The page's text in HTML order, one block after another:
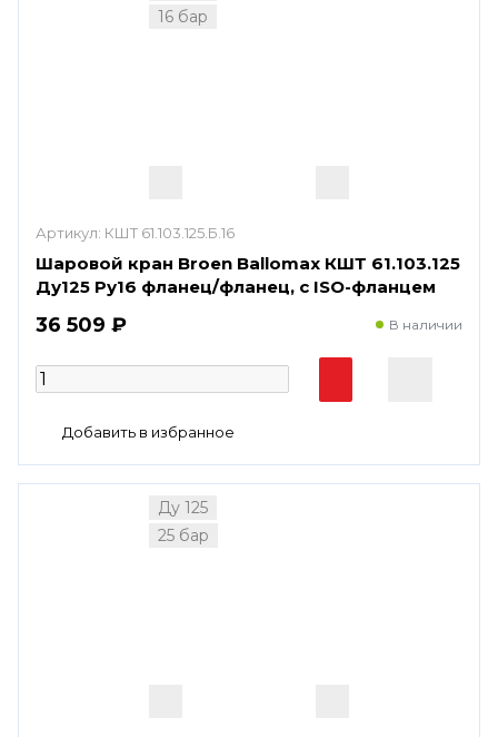
16 бар
Артикул: КШТ 61.103.125.Б.16
Шаровой кран Broen Ballomax КШТ 61.103.125
Ду125 Ру16 фланец/фланец, с ISO-фланцем
36 509 ₽ В наличии
Ду 125
25 бар